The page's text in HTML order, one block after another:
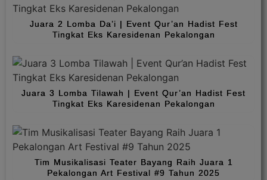
Juara 2 Lomba Da’i | Event Qur’an Hadist Fest
Tingkat Eks Karesidenan Pekalongan
Juara 3 Lomba Tilawah | Event Qur’an Hadist Fest
Tingkat Eks Karesidenan Pekalongan
Tim Musikalisasi Teater Bayang Raih Juara 1
Pekalongan Art Festival #9 Tahun 2025